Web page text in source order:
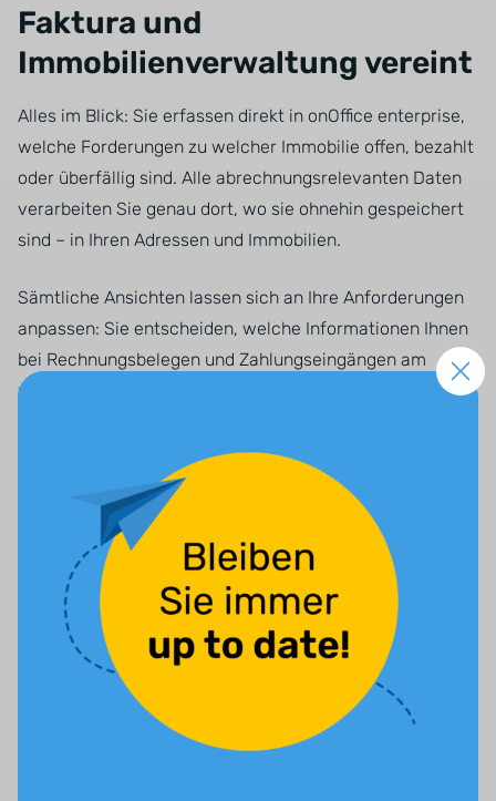
Faktura und
Immobilienverwaltung vereint
Alles im Blick: Sie erfassen direkt in onOffice enterprise,
welche Forderungen zu welcher Immobilie offen, bezahlt
oder überfällig sind. Alle abrechnungsrelevanten Daten
verarbeiten Sie genau dort, wo sie ohnehin gespeichert
sind – in Ihren Adressen und Immobilien.
Sämtliche Ansichten lassen sich an Ihre Anforderungen
anpassen: Sie entscheiden, welche Informationen Ihnen
bei Rechnungsbelegen und Zahlungseingängen am
wichtigsten sind.